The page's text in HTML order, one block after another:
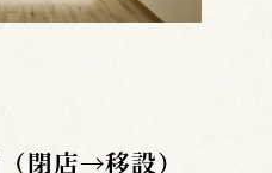
（閉店→移設）